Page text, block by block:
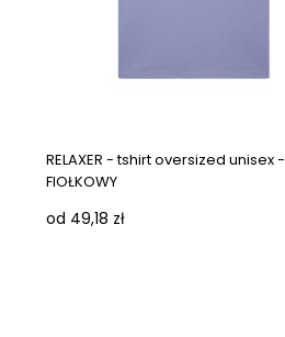
RELAXER - tshirt oversized unisex -
FIOŁKOWY
od 49,18 zł